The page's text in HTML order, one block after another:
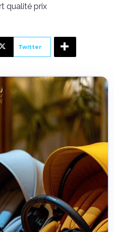
qualité prix
Twitter